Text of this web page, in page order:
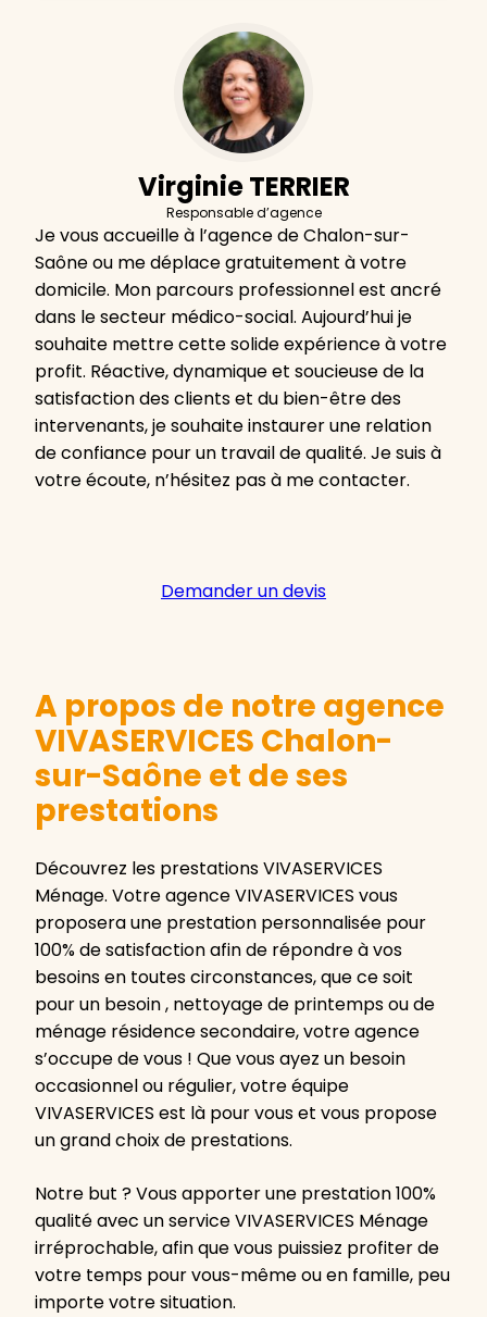
Virginie TERRIER
Responsable d’agence
Je vous accueille à l’agence de Chalon-sur-
Saône ou me déplace gratuitement à votre
domicile. Mon parcours professionnel est ancré
dans le secteur médico-social. Aujourd’hui je
souhaite mettre cette solide expérience à votre
profit. Réactive, dynamique et soucieuse de la
satisfaction des clients et du bien-être des
intervenants, je souhaite instaurer une relation
de confiance pour un travail de qualité. Je suis à
votre écoute, n’hésitez pas à me contacter.
Demander un devis
A propos de notre agence
VIVASERVICES Chalon-
sur-Saône et de ses
prestations
Découvrez les prestations VIVASERVICES
Ménage. Votre agence VIVASERVICES vous
proposera une prestation personnalisée pour
100% de satisfaction afin de répondre à vos
besoins en toutes circonstances, que ce soit
pour un besoin , nettoyage de printemps ou de
ménage résidence secondaire, votre agence
s’occupe de vous ! Que vous ayez un besoin
occasionnel ou régulier, votre équipe
VIVASERVICES est là pour vous et vous propose
un grand choix de prestations.
Notre but ? Vous apporter une prestation 100%
qualité avec un service VIVASERVICES Ménage
irréprochable, afin que vous puissiez profiter de
votre temps pour vous-même ou en famille, peu
importe votre situation.